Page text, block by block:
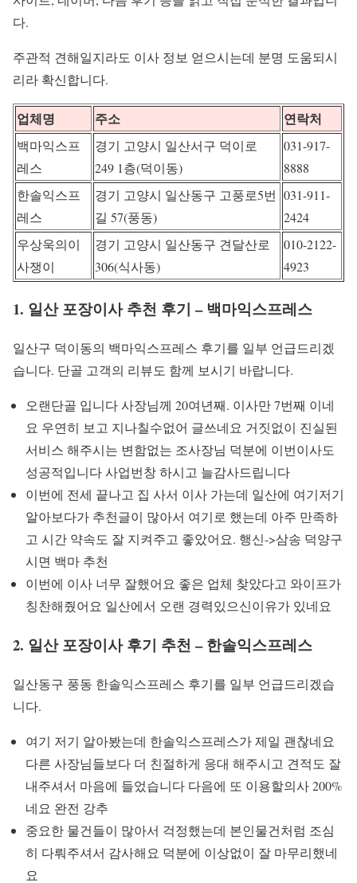
다.
주관적 견해일지라도 이사 정보 얻으시는데 분명 도움되시
리라 확신합니다.
업체명 주소 연락처
백마익스프
레스
경기 고양시 일산서구 덕이로
249 1층(덕이동)
031-917-
8888
한솔익스프
레스
경기 고양시 일산동구 고풍로5번
길 57(풍동)
031-911-
2424
우상욱의이
사쟁이
경기 고양시 일산동구 견달산로
306(식사동)
010-2122-
4923
1. 일산 포장이사 추천 후기 – 백마익스프레스
일산구 덕이동의 백마익스프레스 후기를 일부 언급드리겠
습니다. 단골 고객의 리뷰도 함께 보시기 바랍니다.
오랜단골 입니다 사장님께 20여년째. 이사만 7번째 이네
요 우연히 보고 지나칠수없어 글쓰네요 거짓없이 진실된
서비스 해주시는 변함없는 조사장님 덕분에 이번이사도
성공적입니다 사업번창 하시고 늘감사드립니다
이번에 전세 끝나고 집 사서 이사 가는데 일산에 여기저기
알아보다가 추천글이 많아서 여기로 했는데 아주 만족하
고 시간 약속도 잘 지켜주고 좋았어요. 행신->삼송 덕양구
시면 백마 추천
이번에 이사 너무 잘했어요 좋은 업체 찾았다고 와이프가
칭찬해줬어요 일산에서 오랜 경력있으신이유가 있네요
2. 일산 포장이사 후기 추천 – 한솔익스프레스
일산동구 풍동 한솔익스프레스 후기를 일부 언급드리겠습
니다.
여기 저기 알아봤는데 한솔익스프레스가 제일 괜찮네요
다른 사장님들보다 더 친절하게 응대 해주시고 견적도 잘
내주셔서 마음에 들었습니다 다음에 또 이용할의사 200%
네요 완전 강추
중요한 물건들이 많아서 걱정했는데 본인물건처럼 조심
히 다뤄주셔서 감사해요 덕분에 이상없이 잘 마무리했네
요